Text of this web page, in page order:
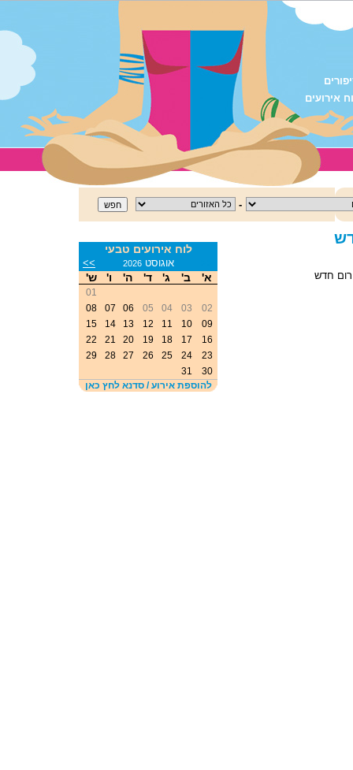
אירועים
-
חדש
לוח אירועים טבעי
אוגוסט2026
>>
א' ב' ג' ד' ה' ו' ש'
01
02
03
04
05
06
07
08
09
10
11
12
13
14
15
16
17
18
19
20
21
22
23
24
25
26
27
28
29
30
31
להוספת אירוע / סדנא לחץ כאן